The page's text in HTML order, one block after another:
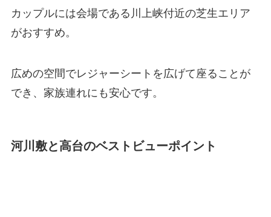
カップルには会場である川上峡付近の芝生エリア
がおすすめ。
広めの空間でレジャーシートを広げて座ることが
でき、家族連れにも安心です。
河川敷と高台のベストビューポイント